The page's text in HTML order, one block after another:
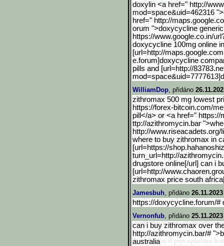
doxylin <a href=" http://
mod=space&uid=462316
href=" http://
orum ">doxycycline
https://www.google.co.in/
doxycycline 100mg online
[url=http://maps.google.c
e.forum]doxycycline
pills and [url=http://
WilliamDop, přidáno
zithromax 500 mg lowest
https://forex-bitcoin.com/
pill</a> or <a href=" https://
ttp://azithromycin.bar
http://www.riseacadets.org/
where to buy zithromax in
[url=https://shop.hahanos
turn_url=http://
drugstore online[/url] can i
[url=http://
zithromax price south
Jamesbuh, přidáno
https://doxycycline.forum/#
Vernonfub, přidáno
can i buy zithromax over
http://azithromycin.bar/#
australia